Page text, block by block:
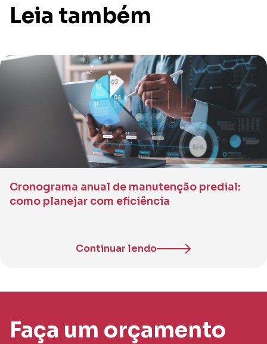
Leia também
Cronograma anual de manutenção predial:
como planejar com eficiência
Continuar lendo
Faça um orçamento